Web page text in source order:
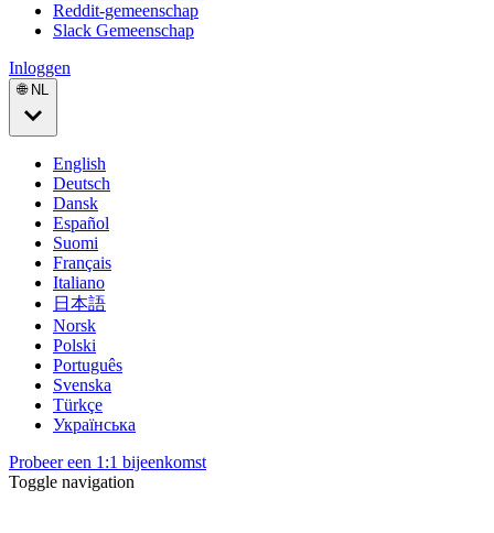
Reddit-gemeenschap
Slack Gemeenschap
Inloggen
🌐 NL
English
Deutsch
Dansk
Español
Suomi
Français
Italiano
日本語
Norsk
Polski
Português
Svenska
Türkçe
Українська
Probeer een 1:1 bijeenkomst
Toggle navigation